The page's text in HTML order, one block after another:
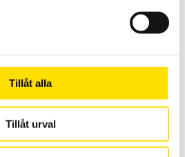
Tillåt alla
Tillåt urval
för mätning av
enligtASTM D1894och ISO8295